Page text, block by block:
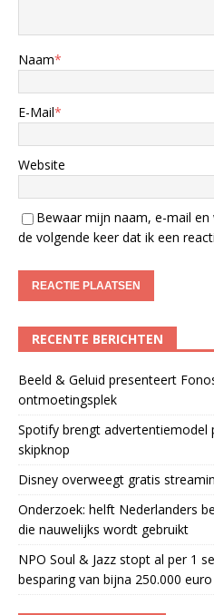
Naam*
E-Mail*
Website
Bewaar mijn naam, e-mail
de volgende keer dat ik een
RECENTE BERICHTEN
Beeld & Geluid presenteert
ontmoetingsplek
Spotify brengt advertentiemodel
skipknop
Disney overweegt gratis
Onderzoek: helft Nederlanders
die nauwelijks wordt gebruikt
NPO Soul & Jazz stopt al per 1
besparing van bijna 250.000 euro